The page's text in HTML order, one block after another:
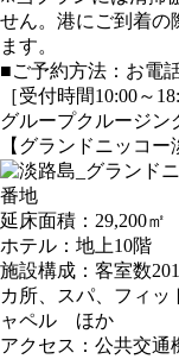
せん。港にご到着の
ます。
■ご予約方法：お電
［受付時間10:00～
グループクルージン
【グランドニッコー
番地
延床面積：29,200㎡
ホテル：地上10階
施設構成：客室数
カ所、スパ、フィ
ャペル ほか
アクセス：公共交通